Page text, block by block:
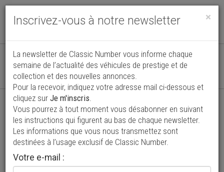
Toggle
Véhicules de collection, sport et prestige
Actuellement7564annonces actualisées
de véhicules de particuliers et professionnels
×
Inscrivez-vous à notre newsletter
La newsletter de Classic Number vous informe chaque
semaine de l’actualité des véhicules de prestige et de
collection et des nouvelles annonces.
Pour la recevoir, indiquez votre adresse mail ci-dessous et
cliquez sur Je m'inscris.
Vous pourrez à tout moment vous désabonner en suivant
les instructions qui figurent au bas de chaque newsletter.
Les informations que vous nous transmettez sont
destinées à l’usage exclusif de Classic Number.
Votre e-mail :